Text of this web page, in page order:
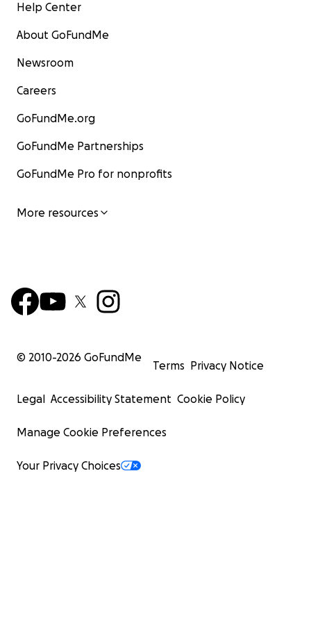
Help Center
About GoFundMe
Newsroom
Careers
GoFundMe.org
GoFundMe Partnerships
GoFundMe Pro for nonprofits
More resources
© 2010-2026 GoFundMe
Terms Privacy Notice
Legal Accessibility Statement Cookie Policy
Manage Cookie Preferences
Your Privacy Choices